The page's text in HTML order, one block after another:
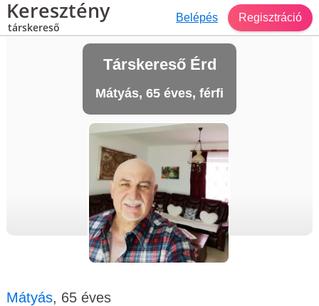
Keresztény
társkereső
Belépés Regisztráció
Társkereső Érd
Mátyás, 65 éves, férfi
Mátyás, 65 éves